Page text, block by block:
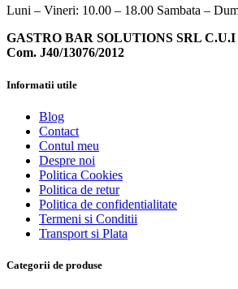
Luni – Vineri: 10.00 – 18.00 Sambata –
GASTRO BAR SOLUTIONS SRL C.U.I
Com. J40/13076/2012
Informatii utile
Blog
Contact
Contul meu
Despre noi
Politica Cookies
Politica de retur
Politica de confidentialitate
Termeni si Conditii
Transport si Plata
Categorii de produse